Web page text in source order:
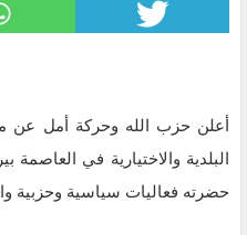
أعلن حزب الله وحركة أمل عن
البلدية والاختيارية في
حضرته فعاليات سياسية وحزبية